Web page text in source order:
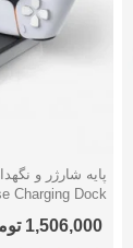
دوست
Charging Dock
1,506,000 تومان